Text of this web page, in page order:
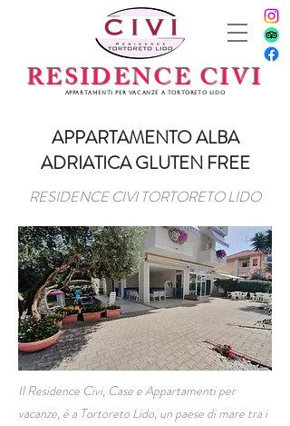
RESIDENCE CIVI
Appartamenti per vacanze a Tortoreto Lido
APPARTAMENTO ALBA
ADRIATICA GLUTEN FREE
RESIDENCE CIVI TORTORETO LIDO
Il Residence Civi, Case e Appartamenti per
vacanze, è a Tortoreto Lido, un paese di mare tra i